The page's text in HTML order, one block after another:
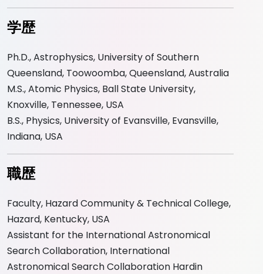
学歴
Ph.D., Astrophysics, University of Southern
Queensland, Toowoomba, Queensland, Australia
M.S., Atomic Physics, Ball State University,
Knoxville, Tennessee, USA
B.S., Physics, University of Evansville, Evansville,
Indiana, USA
職歴
Faculty, Hazard Community & Technical College,
Hazard, Kentucky, USA
Assistant for the International Astronomical
Search Collaboration, International
Astronomical Search Collaboration Hardin